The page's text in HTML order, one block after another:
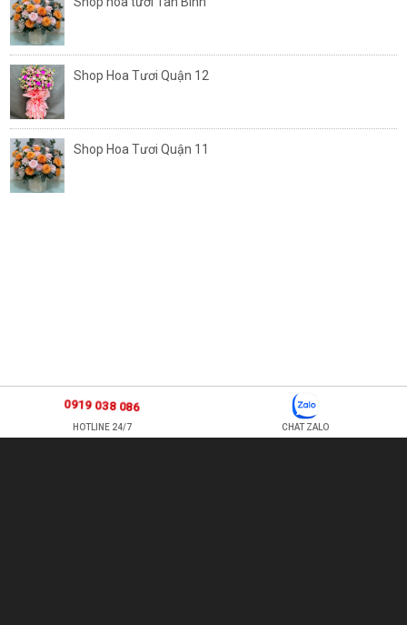
Shop Hoa Tươi Quận 12
Shop Hoa Tươi Quận 11
0919 038 086
HOTLINE 24/7 CHAT ZALO